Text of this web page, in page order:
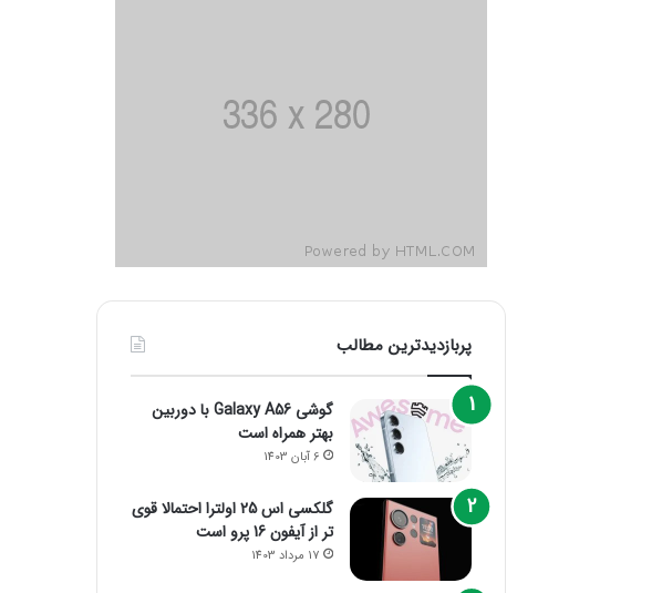
پربازدیدترین مطالب
گوشی Galaxy A56 با دوربین
بهتر همراه است
6 آبان 1403
گلکسی اس 25 اولترا احتمالا قوی
تر از آیفون 16 پرو است
17 مرداد 1403